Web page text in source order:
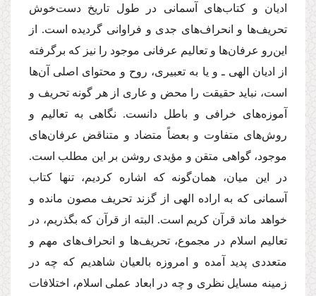
ادیان و كتاب‌هاى آسمانى در طول تاریخ دست‌خوش
تحریف‌ها و انحراف‌هاى جدى و فراوانى گردیده است. از
این‌رو عرفان‌ها و تعالیم عرفانى موجود را نیز كه برگرفته
از ادیان الهى ـ و یا به تعبیرى، روح و محتواى اصلى آن‌ها
است، نباید حقیقت را محض و عارى از هر گونه تحریف و
آموزه‌هاى خرافى و باطل دانست. نگاهى به تعالیم و
روش‌هاى متفاوت و بعضاً متضاد و متناقض عرفان‌هاى
موجود، گواهى متقن و مؤیدى روشن بر این مطلب است.
در این میان، همان‌گونه كه اشاره كردیم، تنها كتاب
آسمانى كه به اراده الهى از گزند تحریف مصون مانده و
خواهد ماند قرآن كریم است. البته از قرآن كه بگذریم، در
تعالیم اسلام در مجموع، تحریف‌ها و انحراف‌هاى مهم و
متعددى پدید آمده و امروزه بالعیان شاهدیم كه چه در
زمینه مسایل نظرى و چه در ابعاد عملى اسلام، اختلافات